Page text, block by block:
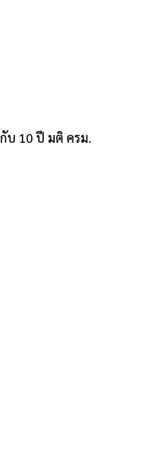
บ 10 ปี มติ ครม.